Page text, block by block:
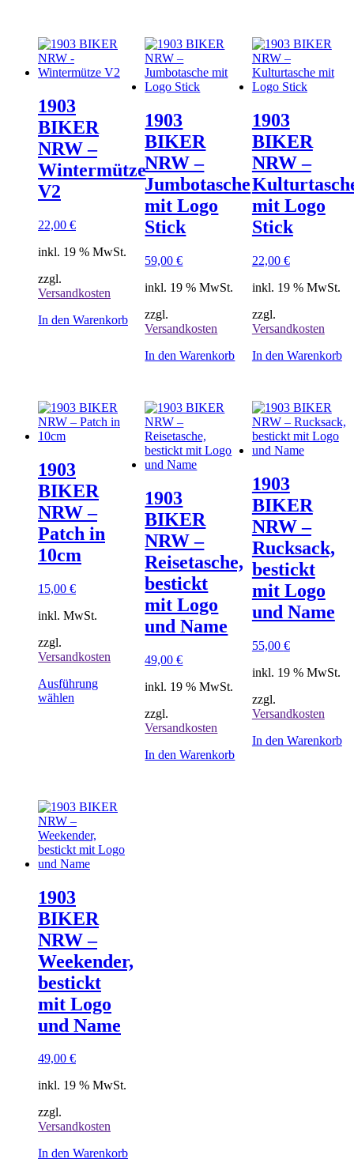
1903
BIKER
NRW –
Wintermütze
V2
22,00 €
inkl. 19 % MwSt.
zzgl.
Versandkosten
In den Warenkorb
1903
BIKER
NRW –
Jumbotasche
mit Logo
Stick
59,00€
inkl. 19 % MwSt.
zzgl.
Versandkosten
In den Warenkorb
1903
BIKER
NRW –
mit Logo
Stick
22,00 €
inkl. 19 % MwSt.
zzgl.
Versandkosten
In den Warenkorb
1903
BIKER
NRW –
Patch in
10cm
15,00 €
inkl. MwSt.
zzgl.
Versandkosten
Ausführung
wählen
können
auf
der
Produktseite
gewählt
1903
BIKER
NRW –
Reisetasche,
bestickt
mit Logo
und Name
49,00€
inkl. 19 % MwSt.
zzgl.
Versandkosten
In den Warenkorb
1903
BIKER
NRW –
Rucksack,
bestickt
mit Logo
und Name
55,00 €
inkl. 19 % MwSt.
zzgl.
Versandkosten
In den Warenkorb
1903
BIKER
NRW –
Weekender,
bestickt
mit Logo
und Name
49,00 €
inkl. 19 % MwSt.
zzgl.
Versandkosten
In den Warenkorb